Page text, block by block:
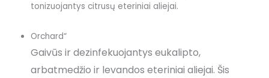
tonizuojantys citrusų eteriniai aliejai.
Orchard“
Gaivūs ir dezinfekuojantys eukalipto,
arbatmedžio ir levandos eteriniai aliejai. Šis